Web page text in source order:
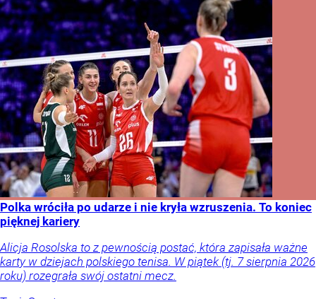
Polka wróciła po udarze i nie kryła wzruszenia. To koniec
pięknej kariery
Alicja Rosolska to z pewnością postać, która zapisała ważne
karty w dziejach polskiego tenisa. W piątek (tj. 7 sierpnia 2026
roku) rozegrała swój ostatni mecz.